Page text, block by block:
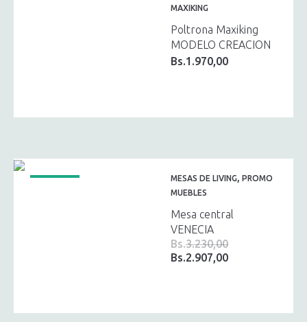
MAXIKING
Poltrona Maxiking
MODELO CREACION
Bs.1.970,00
MESAS DE LIVING, PROMO
MUEBLES
Mesa central
VENECIA
Bs.3.230,00
El
Bs.3.230,00.
Bs.2.907,00El
Bs.2.907,00.